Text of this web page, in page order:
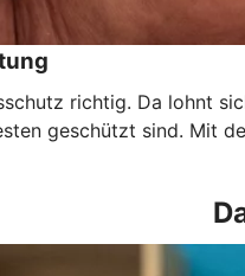
richtig. Da lohnt
geschützt sind. Mit